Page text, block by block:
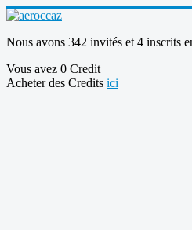
Nous avons 342 invités et 4 inscrits
Vous avez 0 Credit
Acheter des Credits ici